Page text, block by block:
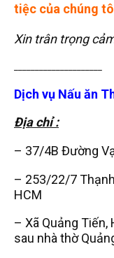
tiệc của chúng
Xin trân trọng
Dịch vụ Nấu ăn
Địa chỉ :
– 37/4B Đường
– 253/22/7 Thạnh
HCM
– Xã Quảng Tiến,
sau nhà thờ